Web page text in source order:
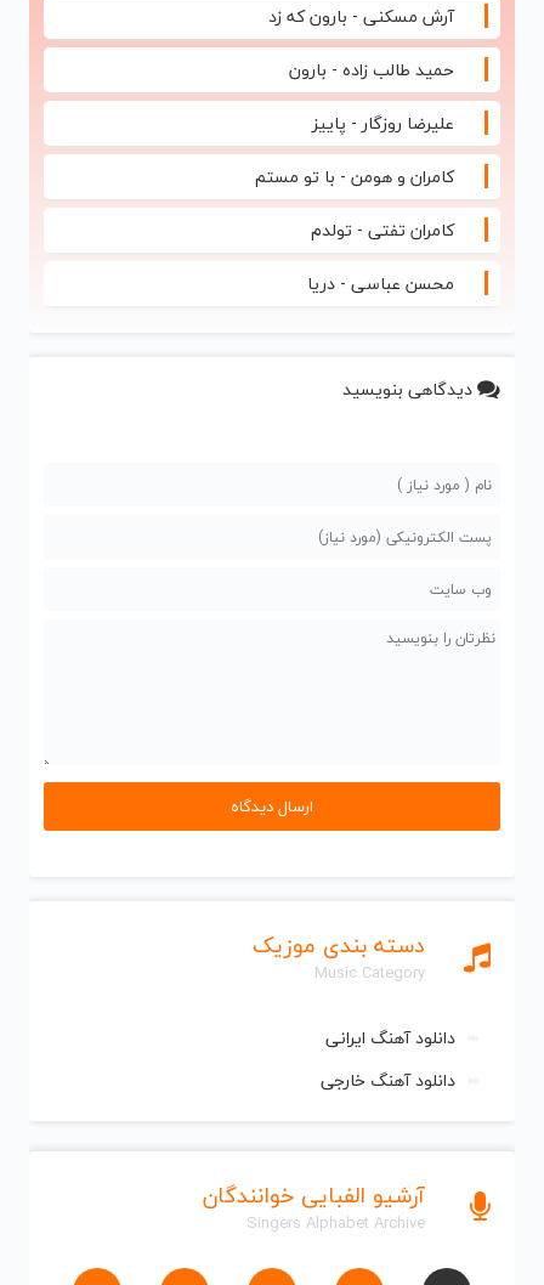
دسته بندی موزیک
Music Category
دانلود آهنگ ایرانی
دانلود آهنگ خارجی
آرشیو الفبایی خوانندگان
Singers Alphabet Archive
آرش مسکنی - بارون که زد
حمید طالب زاده - بارون
علیرضا روزگار - پاییز
کامران و هومن - با تو مستم
کامران تفتی - تولدم
محسن عباسی - دریا
دیدگاهی بنویسید